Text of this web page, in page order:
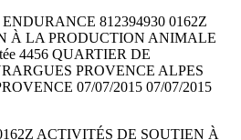
812394930 0162Z
À LA PRODUCTION ANIMALE
4456 QUARTIER DE
PROVENCE ALPES
07/07/2015 07/07/2015
ACTIVITÉS DE SOUTIEN À